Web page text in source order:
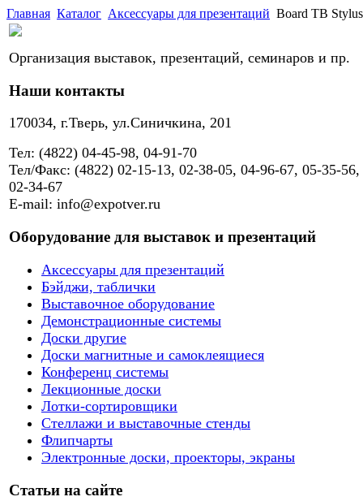
Главная Каталог Аксессуары для презентаций Board TB
Организация выставок, презентаций, семинаров и пр.
Наши контакты
170034, г.Тверь, ул.Синичкина, 201
Тел: (4822) 04-45-98, 04-91-70
Тел/Факс: (4822) 02-15-13, 02-38-05, 04-96-67, 05-35-56,
02-34-67
E-mail: info@expotver.ru
Оборудование для выставок и презентаций
Аксессуары для презентаций
Бэйджи, таблички
Выставочное оборудование
Демонстрационные системы
Доски другие
Доски магнитные и самоклеящиеся
Конференц системы
Лекционные доски
Лотки-сортировщики
Стеллажи и выставочные стенды
Флипчарты
Электронные доски, проекторы, экраны
Статьи на сайте